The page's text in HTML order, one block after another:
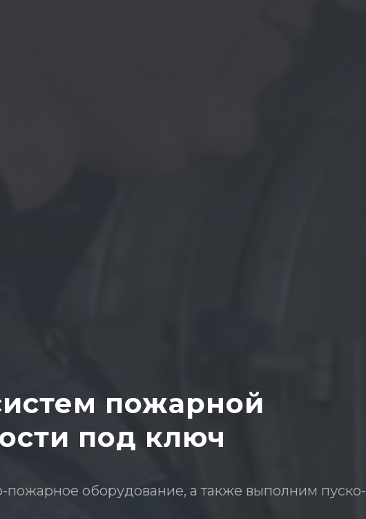
пожарной
под ключ
оборудование, а также выполним пуско-